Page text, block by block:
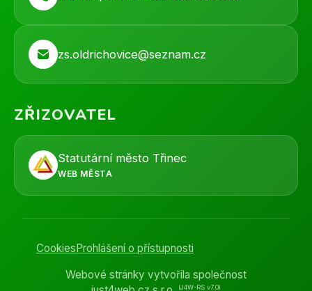
zs.oldrichovice@seznam.cz
ZŘIZOVATEL
Statutární město Třinec
WEB MĚSTA
CookiesProhlášení o přístupnosti
Webové stránky vytvořila společnost
(J4W-RS v7.0)